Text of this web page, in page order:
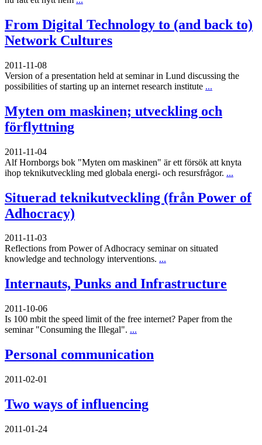
From Digital Technology to (and back to)
Network Cultures
2011-11-08
Version of a presentation held at seminar in Lund discussing the
possibilities of starting up an internet research institute ...
Myten om maskinen; utveckling och
förflyttning
2011-11-04
Alf Hornborgs bok "Myten om maskinen" är ett försök att knyta
ihop teknikutveckling med globala energi- och resursfrågor. ...
Situerad teknikutveckling (från Power of
Adhocracy)
2011-11-03
Reflections from Power of Adhocracy seminar on situated
knowledge and technology interventions. ...
Internauts, Punks and Infrastructure
2011-10-06
Is 100 mbit the speed limit of the free internet? Paper from the
seminar "Consuming the Illegal". ...
Personal communication
2011-02-01
Two ways of influencing
2011-01-24